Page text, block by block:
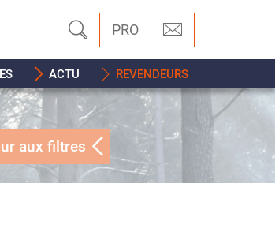
PRO
ACTU REVENDEURS
aux filtres